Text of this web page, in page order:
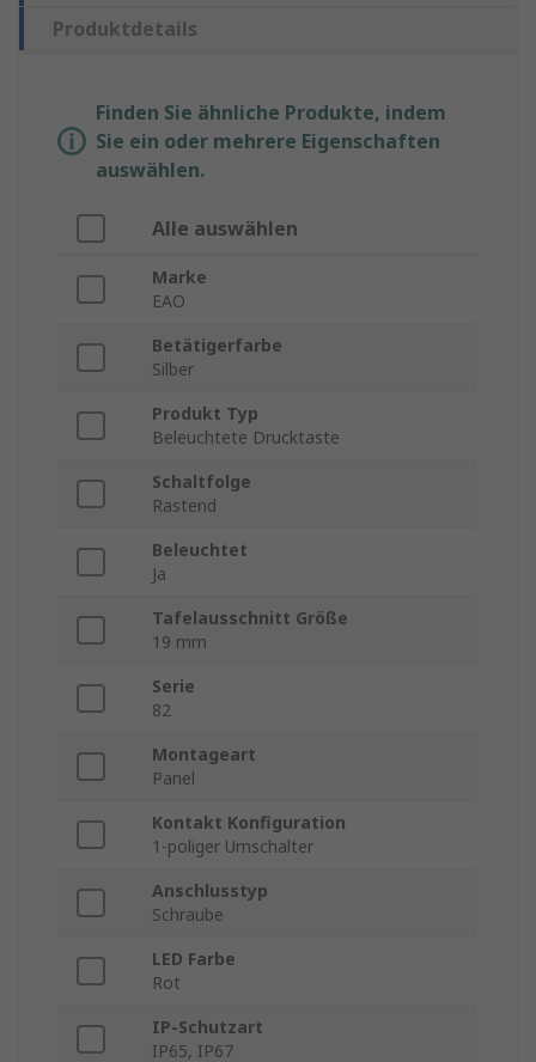
Produktdetails
Finden Sie ähnliche Produkte, indem
Sie ein oder mehrere Eigenschaften
auswählen.
Alle auswählen
Marke
EAO
Betätigerfarbe
Silber
Produkt Typ
Beleuchtete Drucktaste
Schaltfolge
Rastend
Beleuchtet
Ja
Tafelausschnitt Größe
19 mm
Serie
82
Montageart
Panel
Kontakt Konfiguration
1-poliger Umschalter
Anschlusstyp
Schraube
LED Farbe
Rot
IP-Schutzart
IP65, IP67